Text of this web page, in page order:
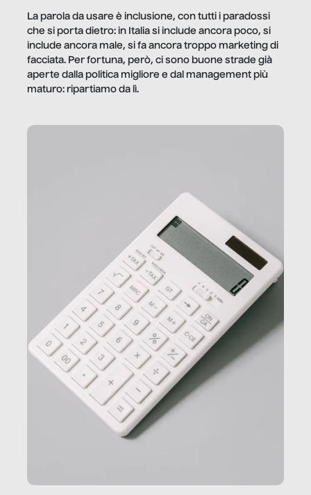
La parola da usare è inclusione, con tutti i paradossi
che si porta dietro: in Italia si include ancora poco, si
include ancora male, si fa ancora troppo marketing di
facciata. Per fortuna, però, ci sono buone strade già
aperte dalla politica migliore e dal management più
maturo: ripartiamo da lì.